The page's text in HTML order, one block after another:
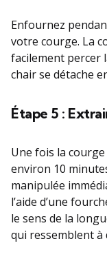
Enfournez
votre courge. La
facilement percer
chair se détache
Étape 5 :
Une fois la
environ 10
manipulée
l’aide d’une
le sens de la
qui ressemblent à